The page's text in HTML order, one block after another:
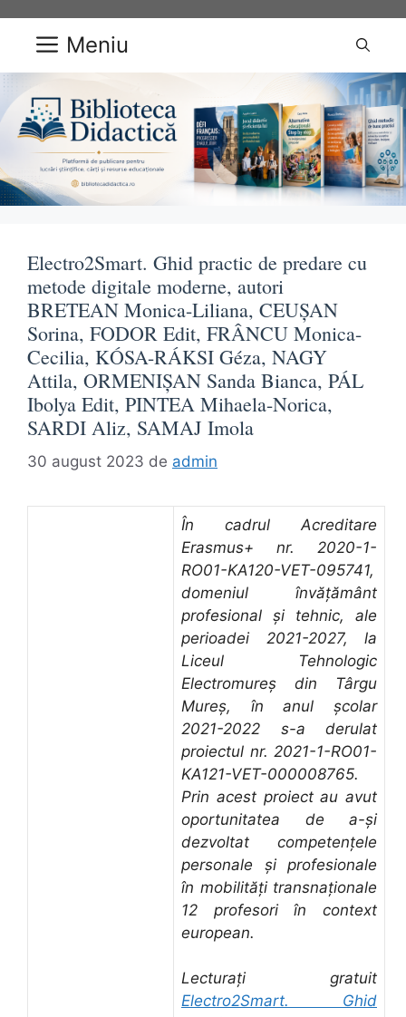
conținut Meniu
Electro2Smart. Ghid practic de predare cu
metode digitale moderne, autori
BRETEAN Monica-Liliana, CEUȘAN
Sorina, FODOR Edit, FRÂNCU Monica-
Cecilia, KÓSA-RÁKSI Géza, NAGY
Attila, ORMENIȘAN Sanda Bianca, PÁL
Ibolya Edit, PINTEA Mihaela-Norica,
SARDI Aliz, SAMAJ Imola
30 august 2023 de admin
În cadrul Acreditare
Erasmus+ nr. 2020-1-
RO01-KA120-VET-095741,
domeniul învățământ
profesional și tehnic, ale
perioadei 2021-2027, la
Liceul Tehnologic
Electromureș din Târgu
Mureș, în anul școlar
2021-2022 s-a derulat
proiectul nr. 2021-1-RO01-
KA121-VET-000008765.
Prin acest proiect au avut
oportunitatea de a-și
dezvoltat competențele
personale și profesionale
în mobilități transnaționale
12 profesori în context
european.
Lecturați gratuit
Electro2Smart. Ghid